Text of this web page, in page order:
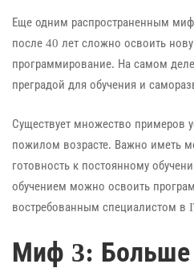
Еще одним распространенным
после 40 лет сложно освоить
программирование. На самом
преградой для обучения и
Существует множество примеров
пожилом возрасте. Важно иметь
готовность к постоянному
обучением можно освоить
востребованным специалистом в
Миф 3: Больше